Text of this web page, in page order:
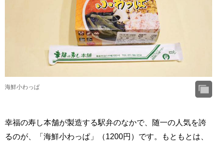
海鮮小わっぱ
幸福の寿し本舗が製造する駅弁のなかで、随一の人気を誇
るのが、「海鮮小わっぱ」（1200円）です。もともとは、